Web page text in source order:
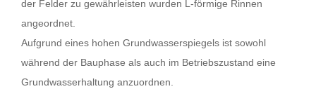
der Felder zu gewährleisten wurden L-förmige Rinnen
angeordnet.
Aufgrund eines hohen Grundwasserspiegels ist sowohl
während der Bauphase als auch im Betriebszustand eine
Grundwasserhaltung anzuordnen.